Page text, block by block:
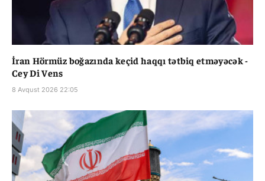
İran Hörmüz boğazında keçid haqqı tətbiq etməyəcək -
Cey Di Vens
8 Avqust 2026 22:05